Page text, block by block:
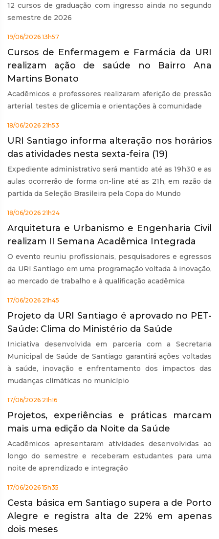
12 cursos de graduação com ingresso ainda no segundo
semestre de 2026
19/06/2026 13h57
Cursos de Enfermagem e Farmácia da URI
realizam ação de saúde no Bairro Ana
Martins Bonato
Acadêmicos e professores realizaram aferição de pressão
arterial, testes de glicemia e orientações à comunidade
18/06/2026 21h53
URI Santiago informa alteração nos horários
das atividades nesta sexta-feira (19)
Expediente administrativo será mantido até as 19h30 e as
aulas ocorrerão de forma on-line até as 21h, em razão da
partida da Seleção Brasileira pela Copa do Mundo
18/06/2026 21h24
Arquitetura e Urbanismo e Engenharia Civil
realizam II Semana Acadêmica Integrada
O evento reuniu profissionais, pesquisadores e egressos
da URI Santiago em uma programação voltada à inovação,
ao mercado de trabalho e à qualificação acadêmica
17/06/2026 21h45
Projeto da URI Santiago é aprovado no PET-
Saúde: Clima do Ministério da Saúde
Iniciativa desenvolvida em parceria com a Secretaria
Municipal de Saúde de Santiago garantirá ações voltadas
à saúde, inovação e enfrentamento dos impactos das
mudanças climáticas no município
17/06/2026 21h16
Projetos, experiências e práticas marcam
mais uma edição da Noite da Saúde
Acadêmicos apresentaram atividades desenvolvidas ao
longo do semestre e receberam estudantes para uma
noite de aprendizado e integração
17/06/2026 15h35
Cesta básica em Santiago supera a de Porto
Alegre e registra alta de 22% em apenas
dois meses